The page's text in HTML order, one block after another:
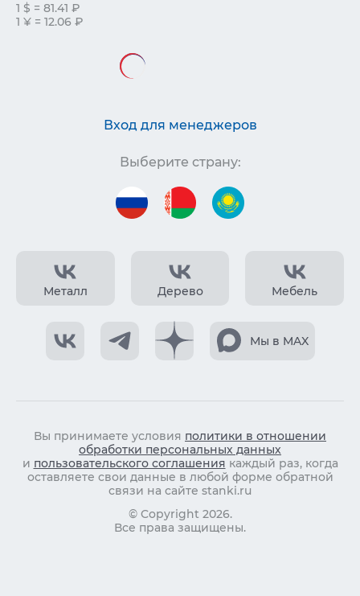
Металл Дерево Мебель
Мы в MAX
1 $ = 81.41 ₽
1 ¥ = 12.06 ₽
Вход для менеджеров
Выберите страну:
Вы принимаете условия политики в отношении
обработки персональных данных
и пользовательского соглашения каждый раз, когда
оставляете свои данные в любой форме обратной
связи на сайте stanki.ru
© Copyright 2026.
Все права защищены.